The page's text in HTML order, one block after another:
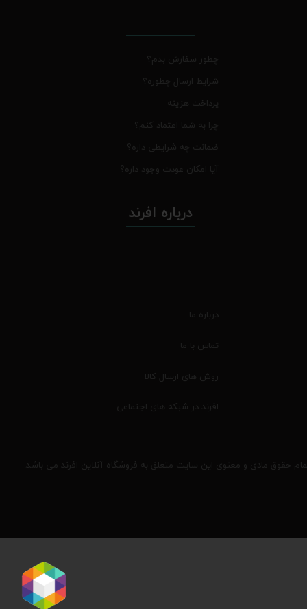
چطور سفارش بدم؟
شرایط ارسال چطوره؟
پرداخت هزینه
چرا به شما اعتماد کنم؟
ضمانت چه شرایطی داره؟
آیا امکان عودت وجود داره؟
حقوق مادی و معنوی این سایت متعلق به فروشگاه آنلاین افرند می باشد.
درباره افرند
درباره ما
تماس با ما
روش های ارسال کالا
افرند در شبکه های اجتماعی